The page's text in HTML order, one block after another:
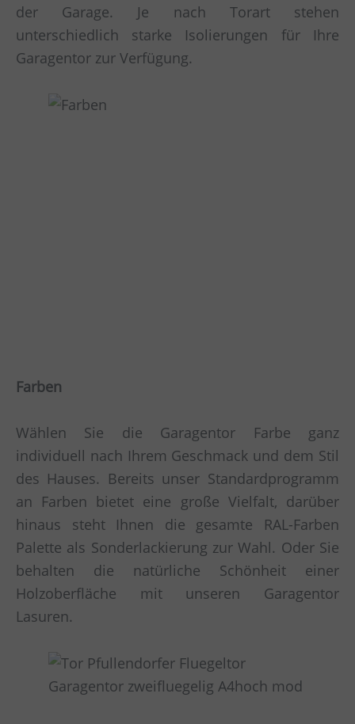
der Garage. Je nach Torart stehen
unterschiedlich starke Isolierungen für Ihre
Garagentor zur Verfügung.
Farben
Wählen Sie die Garagentor Farbe ganz
individuell nach Ihrem Geschmack und dem Stil
des Hauses. Bereits unser Standardprogramm
an Farben bietet eine große Vielfalt, darüber
hinaus steht Ihnen die gesamte RAL-Farben
Palette als Sonderlackierung zur Wahl. Oder Sie
behalten die natürliche Schönheit einer
Holzoberfläche mit unseren Garagentor
Lasuren.